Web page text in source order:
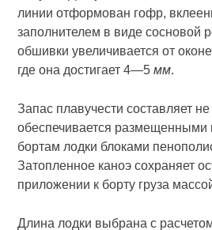
линии отформован гофр,
заполнителем в виде сосновой
обшивки увеличивается от
где она достигает 4—5мм.
Запас плавучести составляет
обеспечивается размещенными
бортам лодки блоками
Затопленное каноэ сохраняет
приложении к борту груза
Длина лодки выбрана с